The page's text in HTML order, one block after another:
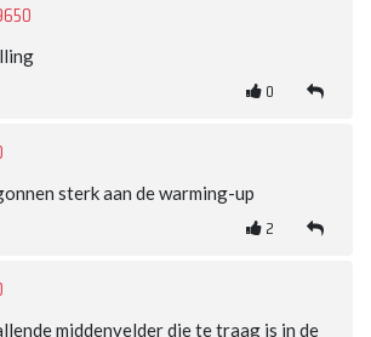
0
sterk aan de warming-up
2
middenvelder die te traag is in de